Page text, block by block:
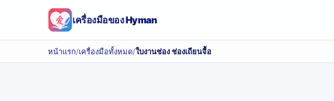
เครื่องมือของ Hyman
หน้าแรก/เครื่องมือทั้งหมด/ใบงานช่อง ช่องเถียนจื้อ